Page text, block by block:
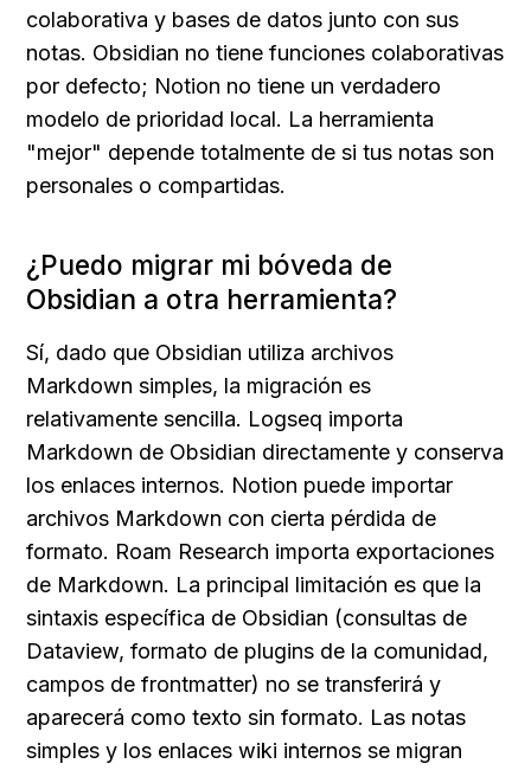
colaborativa y bases de datos junto con sus
notas. Obsidian no tiene funciones colaborativas
por defecto; Notion no tiene un verdadero
modelo de prioridad local. La herramienta
"mejor" depende totalmente de si tus notas son
personales o compartidas.
¿Puedo migrar mi bóveda de
Obsidian a otra herramienta?
Sí, dado que Obsidian utiliza archivos
Markdown simples, la migración es
relativamente sencilla. Logseq importa
Markdown de Obsidian directamente y conserva
los enlaces internos. Notion puede importar
archivos Markdown con cierta pérdida de
formato. Roam Research importa exportaciones
de Markdown. La principal limitación es que la
sintaxis específica de Obsidian (consultas de
Dataview, formato de plugins de la comunidad,
campos de frontmatter) no se transferirá y
aparecerá como texto sin formato. Las notas
simples y los enlaces wiki internos se migran